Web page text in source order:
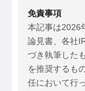
免責事項
本記事は2026
論見書、各社
づき執筆した
を推奨するも
任において行